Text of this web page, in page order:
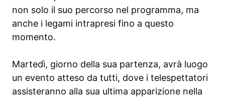
non solo il suo percorso nel programma, ma
anche i legami intrapresi fino a questo
momento.
Martedì, giorno della sua partenza, avrà luogo
un evento atteso da tutti, dove i telespettatori
assisteranno alla sua ultima apparizione nella